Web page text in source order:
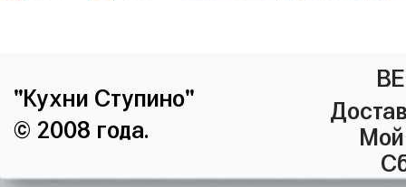
"Кухни Ступино"
© 2008 года.